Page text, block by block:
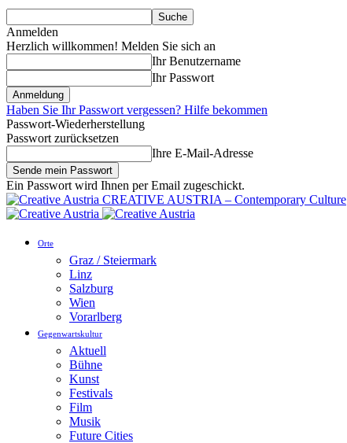
Anmelden
Herzlich willkommen! Melden Sie sich an
Ihr Benutzername
Ihr Passwort
Haben Sie Ihr Passwort vergessen? Hilfe bekommen
Passwort-Wiederherstellung
Passwort zurücksetzen
Ihre E-Mail-Adresse
Ein Passwort wird Ihnen per Email zugeschickt.
CREATIVE AUSTRIA – Contemporary Culture
Orte
Graz / Steiermark
Linz
Salzburg
Wien
Vorarlberg
Gegenwartskultur
Aktuell
Bühne
Kunst
Festivals
Film
Musik
Future Cities